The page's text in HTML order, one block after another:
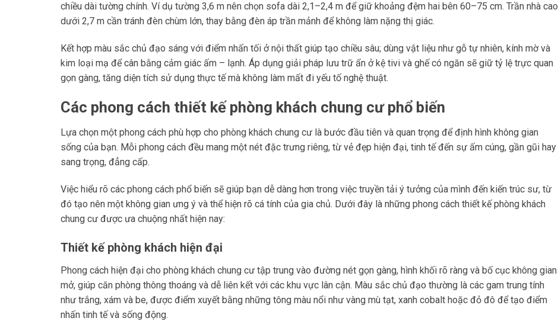
chiều dài tường chính. Ví dụ tường 3,6 m nên chọn sofa dài 2,1–2,4 m để giữ khoảng đệm hai bên 60–75 cm. Trần nhà cao
dưới 2,7 m cần tránh đèn chùm lớn, thay bằng đèn áp trần mảnh để không làm nặng thị giác.
Kết hợp màu sắc chủ đạo sáng với điểm nhấn tối ở nội thất giúp tạo chiều sâu; dùng vật liệu như gỗ tự nhiên, kính mờ và
kim loại mạ để cân bằng cảm giác ấm – lạnh. Áp dụng giải pháp lưu trữ ẩn ở kệ tivi và ghế có ngăn sẽ giữ tỷ lệ trực quan
gọn gàng, tăng diện tích sử dụng thực tế mà không làm mất đi yếu tố nghệ thuật.
Các phong cách thiết kế phòng khách chung cư phổ biến
Lựa chọn một phong cách phù hợp cho phòng khách chung cư là bước đầu tiên và quan trọng để định hình không gian
sống của bạn. Mỗi phong cách đều mang một nét đặc trưng riêng, từ vẻ đẹp hiện đại, tinh tế đến sự ấm cúng, gần gũi hay
sang trọng, đẳng cấp.
Việc hiểu rõ các phong cách phổ biến sẽ giúp bạn dễ dàng hơn trong việc truyền tải ý tưởng của mình đến kiến trúc sư, từ
đó tạo nên một không gian ưng ý và thể hiện rõ cá tính của gia chủ. Dưới đây là những phong cách thiết kế phòng khách
chung cư được ưa chuộng nhất hiện nay:
Thiết kế phòng khách hiện đại
Phong cách hiện đại cho phòng khách chung cư tập trung vào đường nét gọn gàng, hình khối rõ ràng và bố cục không gian
mở, giúp căn phòng thông thoáng và dễ liên kết với các khu vực lân cận. Màu sắc chủ đạo thường là các gam trung tính
như trắng, xám và be, được điểm xuyết bằng những tông màu nổi như vàng mù tạt, xanh cobalt hoặc đỏ đô để tạo điểm
nhấn tinh tế và sống động.